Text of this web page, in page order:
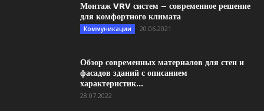
Монтаж VRV систем – современное решение
для комфортного климата
Коммуникации 20.06.2021
Обзор современных материалов для стен и
фасадов зданий с описанием
характеристик...
28.07.2022